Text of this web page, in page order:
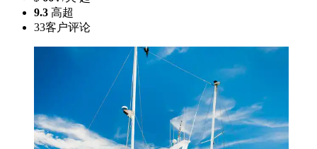
9.3 高超
33客户评论